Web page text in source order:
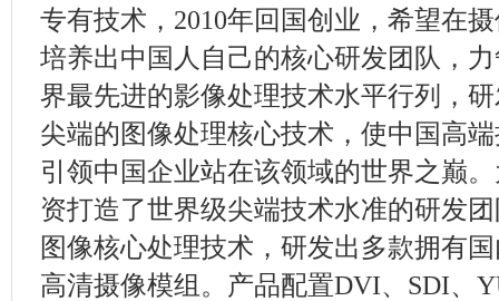
专有技术，2010年回国创业，希望在
培养出中国人自己的核心研发团队，
界最先进的影像处理技术水平行列，
尖端的图像处理核心技术，使中国高
引领中国企业站在该领域的世界之巅
资打造了世界级尖端技术水准的研发
图像核心处理技术，研发出多款拥有
高清摄像模组。产品配置DVI、SDI、